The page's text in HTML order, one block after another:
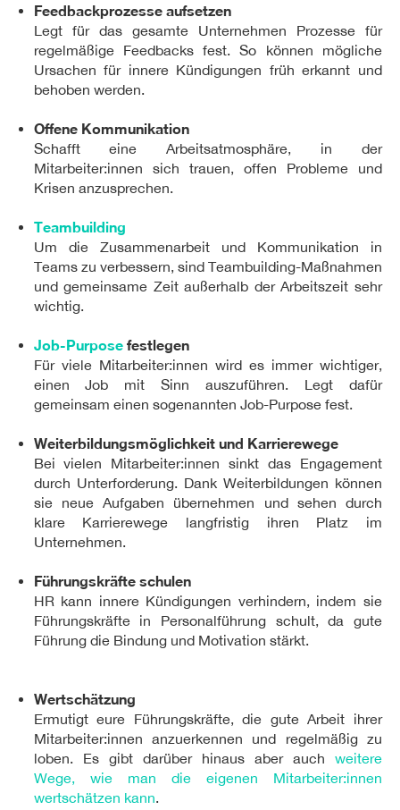
Feedbackprozesse aufsetzen
Legt für das gesamte Unternehmen Prozesse für
regelmäßige Feedbacks fest. So können mögliche
Ursachen für innere Kündigungen früh erkannt und
behoben werden.
Offene Kommunikation
Schafft eine Arbeitsatmosphäre, in der
Mitarbeiter:innen sich trauen, offen Probleme und
Krisen anzusprechen.
Teambuilding
Um die Zusammenarbeit und Kommunikation in
Teams zu verbessern, sind Teambuilding-Maßnahmen
und gemeinsame Zeit außerhalb der Arbeitszeit sehr
wichtig.
Job-Purposefestlegen
Für viele Mitarbeiter:innen wird es immer wichtiger,
einen Job mit Sinn auszuführen. Legt dafür
gemeinsam einen sogenannten Job-Purpose fest.
Weiterbildungsmöglichkeit und Karrierewege
Bei vielen Mitarbeiter:innen sinkt das Engagement
durch Unterforderung. Dank Weiterbildungen können
sie neue Aufgaben übernehmen und sehen durch
klare Karrierewege langfristig ihren Platz im
Unternehmen.
Führungskräfte schulen
HR kann innere Kündigungen verhindern, indem sie
Führungskräfte in Personalführung schult, da gute
Führung die Bindung und Motivation stärkt.
Wertschätzung
Ermutigt eure Führungskräfte, die gute Arbeit ihrer
Mitarbeiter:innen anzuerkennen und regelmäßig zu
loben. Es gibt darüber hinaus aber auch weitere
Wege, wie man die eigenen Mitarbeiter:innen
wertschätzen kann.